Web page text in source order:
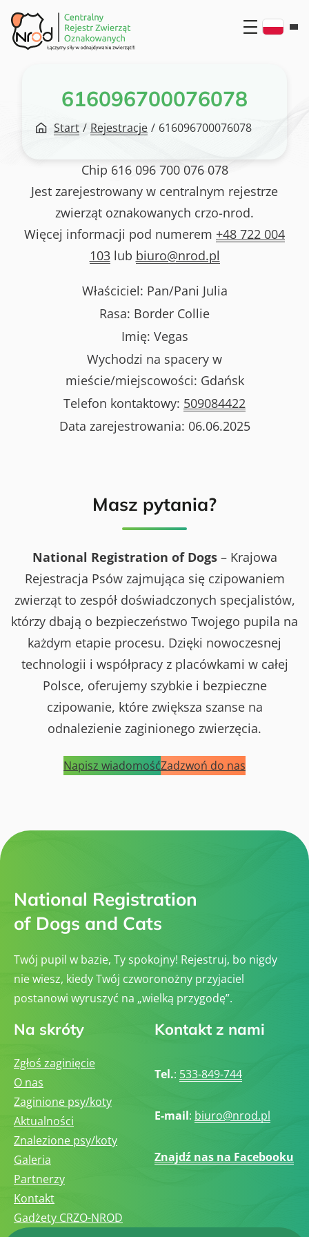
Przejdź
do
treści
616096700076078
Start / Rejestracje / 616096700076078
Chip 616 096 700 076 078
Jest zarejestrowany w centralnym rejestrze
zwierząt oznakowanych crzo-nrod.
Więcej informacji pod numerem +48 722 004
103lub biuro@nrod.pl
Właściciel: Pan/Pani Julia
Rasa: Border Collie
Imię: Vegas
Wychodzi na spacery w
mieście/miejscowości: Gdańsk
Telefon kontaktowy: 509084422
Data zarejestrowania: 06.06.2025
Masz pytania?
National Registration of Dogs– Krajowa
Rejestracja Psów zajmująca się czipowaniem
zwierząt to zespół doświadczonych specjalistów,
którzy dbają o bezpieczeństwo Twojego pupila na
każdym etapie procesu. Dzięki nowoczesnej
technologii i współpracy z placówkami w całej
Polsce, oferujemy szybkie i bezpieczne
czipowanie, które zwiększa szanse na
odnalezienie zaginionego zwierzęcia.
Napisz wiadomośćZadzwoń do nas
National Registration
of Dogs and Cats
Twój pupil w bazie, Ty spokojny! Rejestruj, bo nigdy
nie wiesz, kiedy Twój czworonożny przyjaciel
postanowi wyruszyć na „wielką przygodę”.
Na skróty
Zgłoś zaginięcie
O nas
Zaginione psy/koty
Aktualności
Znalezione psy/koty
Galeria
Partnerzy
Kontakt
Gadżety CRZO-NROD
Kontakt z nami
Tel.: 533-849-744
E-mail: biuro@nrod.pl
Znajdź nas na Facebooku